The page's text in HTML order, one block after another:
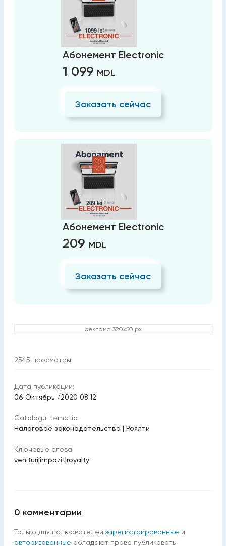
Абонемент Electronic
1 099 MDL
Заказать сейчас
Абонемент Electronic
209 MDL
Заказать сейчас
реклама 320x50 px
2545 просмотры
Дата публикации:
06 Октябрь /2020 08:12
Catalogul tematic
Налоговое законодательство | Роялти
Ключевые слова
venituri|impozit|royalty
0 комментарии
Только для пользователей зарегистрированные и
авторизованные обладают право публиковать